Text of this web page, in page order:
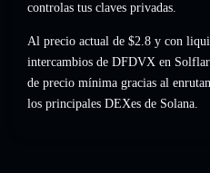
controlas tus claves privadas.
Al precio actual de $2.8 y con
intercambios de DFDVX en
de precio mínima gracias al
los principales DEXes de Solana.